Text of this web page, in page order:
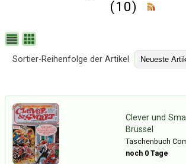
(10)
Sortier-Reihenfolge der Artikel
Clever und
Brüssel
Taschenbuch
noch 0 Tage